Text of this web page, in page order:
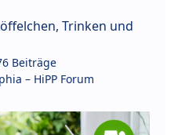
Trinken und
Beiträge
– HiPP Forum